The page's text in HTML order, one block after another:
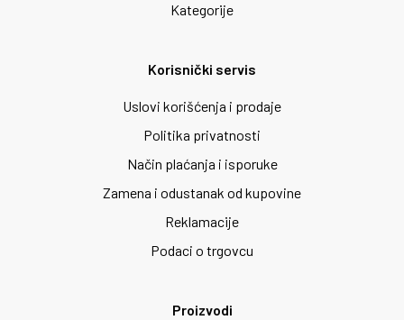
Kategorije
Korisnički servis
Uslovi korišćenja i prodaje
Politika privatnosti
Način plaćanja i isporuke
Zamena i odustanak od kupovine
Reklamacije
Podaci o trgovcu
Proizvodi